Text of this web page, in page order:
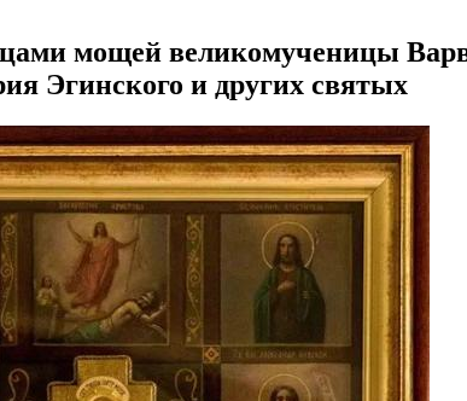
мощей великомученицы
Эгинского и других святых